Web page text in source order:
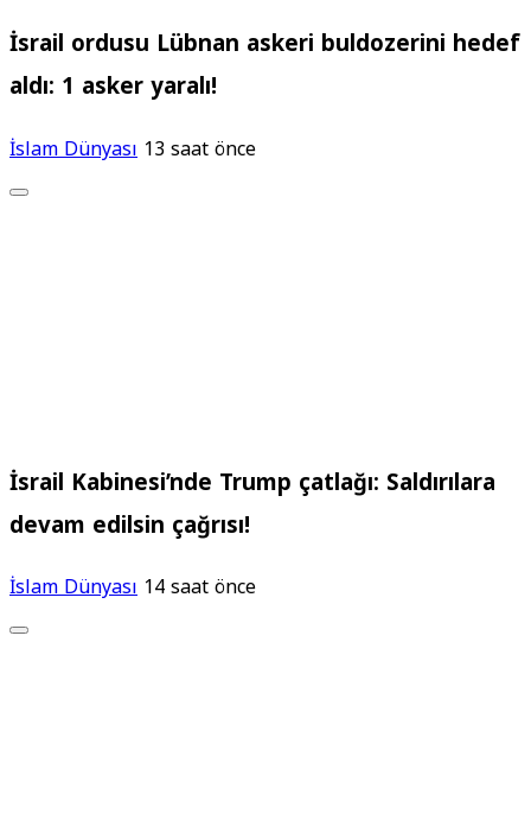
İsrail ordusu Lübnan askeri buldozerini hedef
aldı: 1 asker yaralı!
İslam Dünyası 13 saat önce
İsrail Kabinesi’nde Trump çatlağı: Saldırılara
devam edilsin çağrısı!
İslam Dünyası 14 saat önce